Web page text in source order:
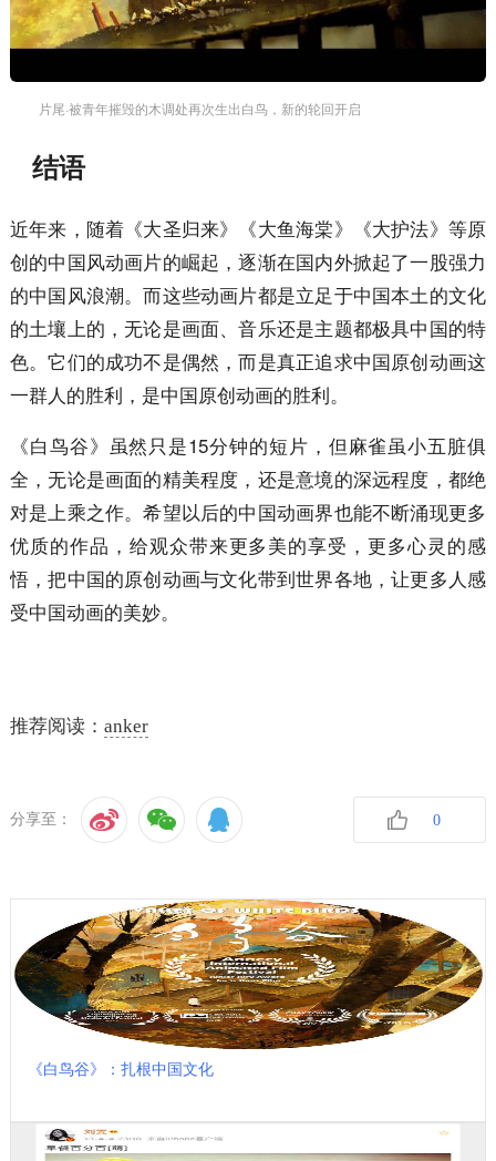
片尾·被青年摧毁的木调处再次生出白鸟，新的轮回开启
结语
近年来，随着《大圣归来》《大鱼海棠》《大护法》等原
创的中国风动画片的崛起，逐渐在国内外掀起了一股强力
的中国风浪潮。而这些动画片都是立足于中国本土的文化
的土壤上的，无论是画面、音乐还是主题都极具中国的特
色。它们的成功不是偶然，而是真正追求中国原创动画这
一群人的胜利，是中国原创动画的胜利。
《白鸟谷》虽然只是15分钟的短片，但麻雀虽小五脏俱
全，无论是画面的精美程度，还是意境的深远程度，都绝
对是上乘之作。希望以后的中国动画界也能不断涌现更多
优质的作品，给观众带来更多美的享受，更多心灵的感
悟，把中国的原创动画与文化带到世界各地，让更多人感
受中国动画的美妙。
推荐阅读： anker
分享至： 0
《白鸟谷》：扎根中国文化